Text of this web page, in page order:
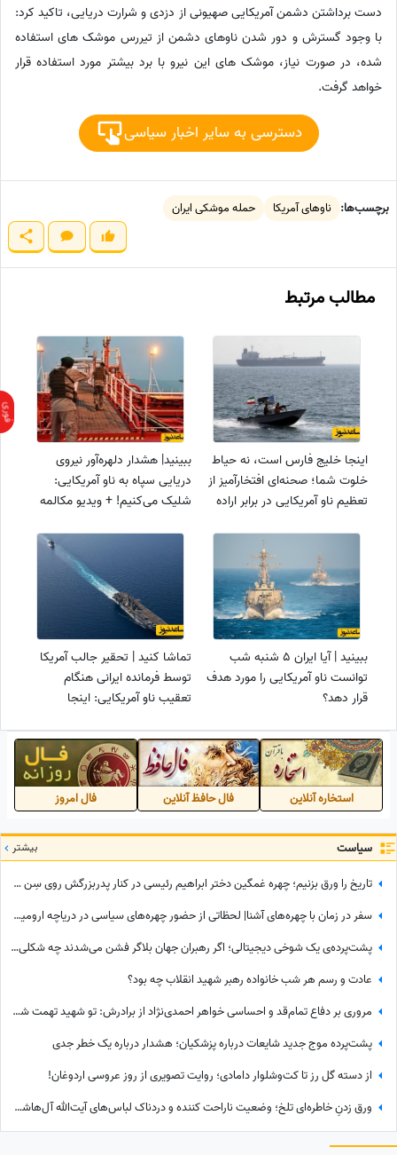
دست برداشتن دشمن آمریکایی صهیونی از دزدی و شرارت دریایی، تاکید کرد:
با وجود گسترش و دور شدن ناوهای دشمن از تیررس موشک های استفاده
شده، در صورت نیاز، موشک های این نیرو با برد بیشتر مورد استفاده قرار
خواهد گرفت.
دسترسی به سایر اخبار سیاسی
برچسب‌ها: ناوهای آمریکا حمله موشکی ایران
مطالب مرتبط
اینجا خلیج فارس است، نه حیاط
خلوت شما؛ صحنه‌ای افتخارآمیز از
تعظیم ناو آمریکایی در برابر اراده
دریایی سپاه
ببینید| هشدار دلهره‌آور نیروی
دریایی سپاه به ناو آمریکایی:
شلیک می‌کنیم! + ویدیو مکالمه
ببینید | آیا ایران 5 شنبه شب
توانست ناو آمریکایی را مورد هدف
قرار دهد؟
تماشا کنید | تحقیر جالب آمریکا
توسط فرمانده ایرانی هنگام
تعقیب ناو آمریکایی: اینجا
قدرت‌نمایی کفتارها!
استخاره آنلاین فال حافظ آنلاین فال امروز
سیاست بیشتر
تاریخ را ورق بزنیم؛ چهره غمگین دختر ابراهیم رئیسی در کنار پدربزرگش روی سِن در مراسمی در زادگاه پدرش +عکس
سفر در زمان با چهره‌های آشنا| لحظاتی از حضور چهره‌های سیاسی در دریاچه ارومیه؛ از پزشکیان و حسن روحانی تا احمدی‌نژاد و...
پشت‌پرده‌ی یک شوخی دیجیتالی؛ اگر رهبران جهان بلاگر فشن می‌شدند چه شکلی می‌شدند؟
عادت و رسم هر شب خانواده رهبر شهید انقلاب چه بود؟
مروری بر دفاع تمام‌قد و احساسی خواهر احمدی‌نژاد از برادرش: تو شهید تهمت شدی؛ برادرم تو خستگی را شرمنده کردی!
پشت‌پرده موج جدید شایعات درباره پزشکیان؛ هشدار درباره یک خطر جدی
از دسته گل رز تا کت‌وشلوار دامادی؛ روایت تصویری از روز عروسی اردوغان!
ورق زدنِ خاطره‌ای تلخ؛ وضعیت ناراحت کننده و دردناک لباس‌های آیت‌الله آل‌هاشم در لحظه شهادت که به موزه اهدا شد+عکس